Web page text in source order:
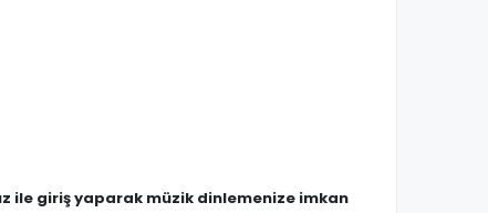
ile giriş yaparak müzik dinlemenize imkan